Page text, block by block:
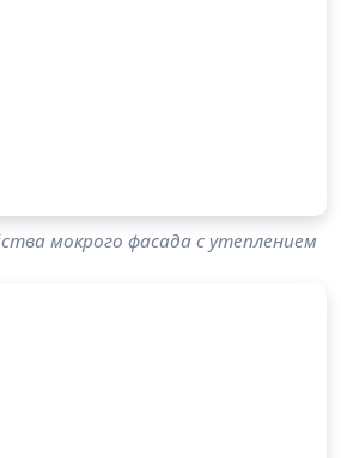
мокрого фасада с утеплением